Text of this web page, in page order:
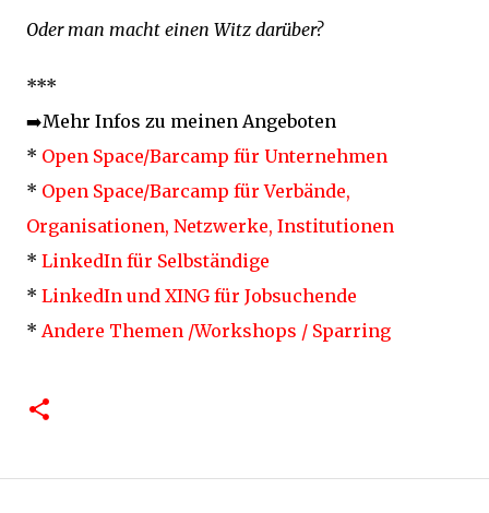
Oder man macht einen Witz darüber?
***
➡️Mehr Infos zu meinen Angeboten
* Open Space/Barcamp für Unternehmen
* Open Space/Barcamp für Verbände,
Organisationen, Netzwerke, Institutionen
* LinkedIn für Selbständige
* LinkedIn und XING für Jobsuchende
* Andere Themen /Workshops / Sparring